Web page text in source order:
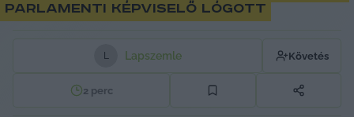
parlamenti képviselő lógott
L Lapszemle Követés
2 perc